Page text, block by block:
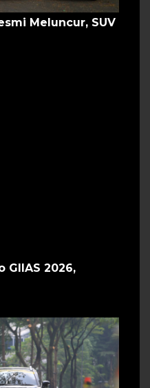
Meluncur, SUV
GIIAS 2026,